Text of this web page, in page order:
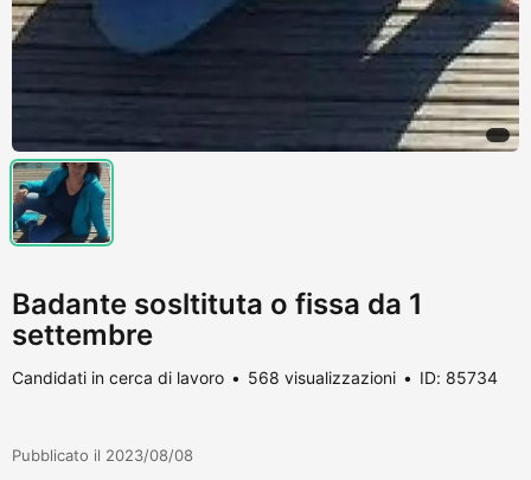
Badante sosltituta o fissa da 1
settembre
Candidati in cerca di lavoro 568 visualizzazioni ID: 85734
Pubblicato il 2023/08/08